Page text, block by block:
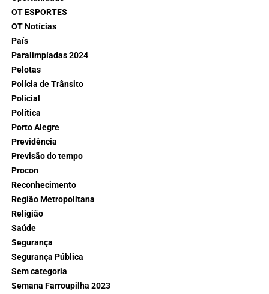
OT ESPORTES
OT Notícias
País
Paralimpíadas 2024
Pelotas
Polícia de Trânsito
Policial
Política
Porto Alegre
Previdência
Previsão do tempo
Procon
Reconhecimento
Região Metropolitana
Religião
Saúde
Segurança
Segurança Pública
Sem categoria
Semana Farroupilha 2023